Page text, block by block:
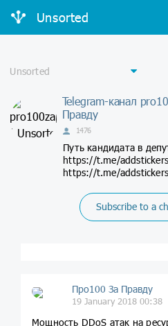
Unsorted
Telegram-канал
Правду
1476
Путь кандидата в
https://t.me/
https://t.me/
Subscribe to a
Про100 За Правду
19 January 2018 00:38
Мощность DDoS атак на